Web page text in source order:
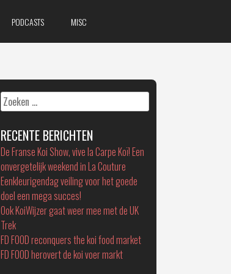
PODCASTS MISC
Zoeken
naar:
RECENTE BERICHTEN
De Franse Koi Show, vive la Carpe Koï! Een
onvergetelijk weekend in La Couture
Eenkleurigendag veiling voor het goede
doel een mega succes!
Ook KoiWijzer gaat weer mee met de UK
Trek
FD FOOD reconquers the koi food market
FD FOOD herovert de koi voer markt